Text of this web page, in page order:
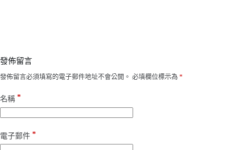
發佈留言
發佈留言必須填寫的電子郵件地址不會公開。 必填欄位標示為 *
名稱 *
電子郵件 *